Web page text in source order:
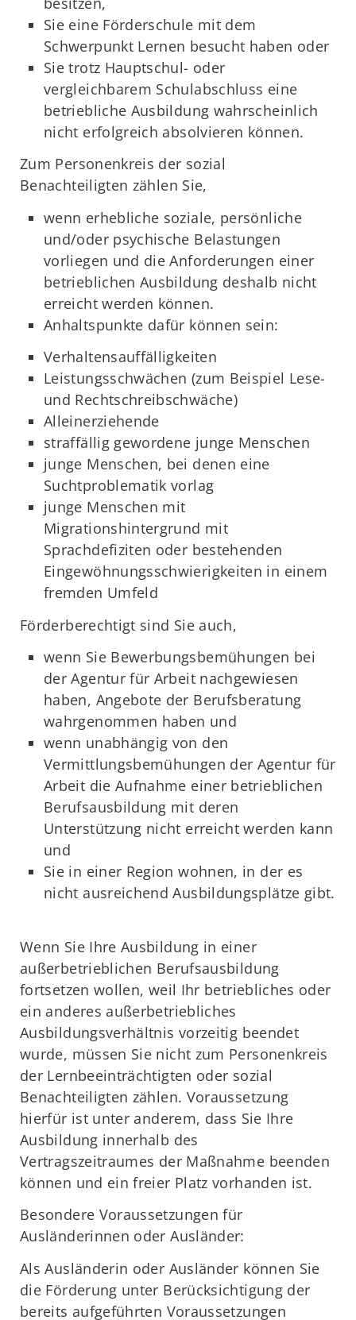
Sie eine Förderschule mit dem
Schwerpunkt Lernen besucht haben oder
Sie trotz Hauptschul- oder
vergleichbarem Schulabschluss eine
betriebliche Ausbildung wahrscheinlich
nicht erfolgreich absolvieren können.
Zum Personenkreis der sozial
Benachteiligten zählen Sie,
wenn erhebliche soziale, persönliche
und/oder psychische Belastungen
vorliegen und die Anforderungen einer
betrieblichen Ausbildung deshalb nicht
erreicht werden können.
Anhaltspunkte dafür können sein:
Verhaltensauffälligkeiten
Leistungsschwächen (zum Beispiel Lese-
und Rechtschreibschwäche)
Alleinerziehende
straffällig gewordene junge Menschen
junge Menschen, bei denen eine
Suchtproblematik vorlag
junge Menschen mit
Migrationshintergrund mit
Sprachdefiziten oder bestehenden
Eingewöhnungsschwierigkeiten in einem
fremden Umfeld
Förderberechtigt sind Sie auch,
wenn Sie Bewerbungsbemühungen bei
der Agentur für Arbeit nachgewiesen
haben, Angebote der Berufsberatung
wahrgenommen haben und
wenn unabhängig von den
Vermittlungsbemühungen der Agentur für
Arbeit die Aufnahme einer betrieblichen
Berufsausbildung mit deren
Unterstützung nicht erreicht werden kann
und
Sie in einer Region wohnen, in der es
nicht ausreichend Ausbildungsplätze gibt.
Wenn Sie Ihre Ausbildung in einer
außerbetrieblichen Berufsausbildung
fortsetzen wollen, weil Ihr betriebliches oder
ein anderes außerbetriebliches
Ausbildungsverhältnis vorzeitig beendet
wurde, müssen Sie nicht zum Personenkreis
der Lernbeeinträchtigten oder sozial
Benachteiligten zählen. Voraussetzung
hierfür ist unter anderem, dass Sie Ihre
Ausbildung innerhalb des
Vertragszeitraumes der Maßnahme beenden
können und ein freier Platz vorhanden ist.
Besondere Voraussetzungen für
Ausländerinnen oder Ausländer:
Als Ausländerin oder Ausländer können Sie
die Förderung unter Berücksichtigung der
bereits aufgeführten Voraussetzungen